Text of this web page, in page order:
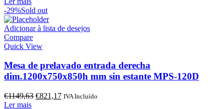
original
era:
€1559,52.€1113,95.
-29%Sold out
Adicionar à lista de desejos
Compare
Quick View
Mesa de prelavado entrada derecha
dim.1200x750x850h mm sin estante MPS-120D
€1149,63 O
€821,17OIVA Incluído
Ler mais